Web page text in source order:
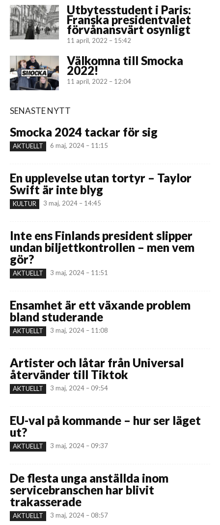
Utbytesstudent i Paris:
Franska presidentvalet
förvånansvärt osynligt
11 april, 2022 – 15:42
Välkomna till Smocka
2022!
11 april, 2022 – 12:04
SENASTE NYTT
Smocka 2024 tackar för sig
AKTUELLT 6 maj, 2024 – 11:15
En upplevelse utan tortyr – Taylor
Swift är inte blyg
KULTUR 3 maj, 2024 – 14:45
Inte ens Finlands president slipper
undan biljettkontrollen – men vem
gör?
AKTUELLT 3 maj, 2024 – 11:51
Ensamhet är ett växande problem
bland studerande
AKTUELLT 3 maj, 2024 – 11:08
Artister och låtar från Universal
återvänder till Tiktok
AKTUELLT 3 maj, 2024 – 09:54
EU-val på kommande – hur ser läget
ut?
AKTUELLT 3 maj, 2024 – 09:37
De flesta unga anställda inom
servicebranschen har blivit
trakasserade
AKTUELLT 3 maj, 2024 – 08:57